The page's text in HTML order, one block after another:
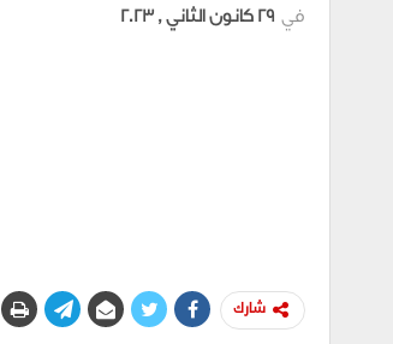
في 29 كانون الثاني , 2023
شارك